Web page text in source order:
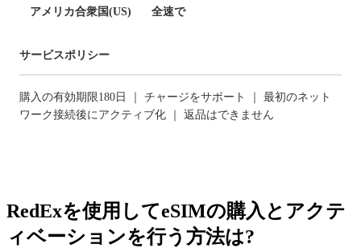
アメリカ合衆国(US)
全速で
サービスポリシー
購入の有効期限180日 ｜ チャージをサポート ｜ 最初のネット
ワーク接続後にアクティブ化 ｜ 返品はできません
RedExを使用してeSIMの購入とアクテ
ィベーションを行う方法は?